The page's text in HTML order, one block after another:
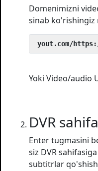
Domenimizni
sinab ko'rishingiz
yout.com/
Yoki Video/audio
DVR
Enter tugmasini
siz DVR
subtitrlar